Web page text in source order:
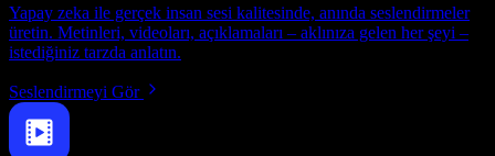
Yapay zeka ile gerçek insan sesi kalitesinde, anında seslendirmeler
üretin. Metinleri, videoları, açıklamaları – aklınıza gelen her şeyi –
istediğiniz tarzda anlatın.
Seslendirmeyi Gör